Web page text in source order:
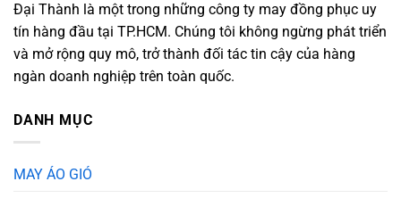
Đại Thành là một trong những công ty may đồng phục uy
tín hàng đầu tại TP.HCM. Chúng tôi không ngừng phát triển
và mở rộng quy mô, trở thành đối tác tin cậy của hàng
ngàn doanh nghiệp trên toàn quốc.
DANH MỤC
MAY ÁO GIÓ